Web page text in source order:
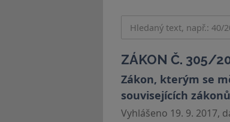
ZÁKON Č. 305/
Zákon, kterým se
souvisejících
Vyhlášeno 19. 9. 2017,